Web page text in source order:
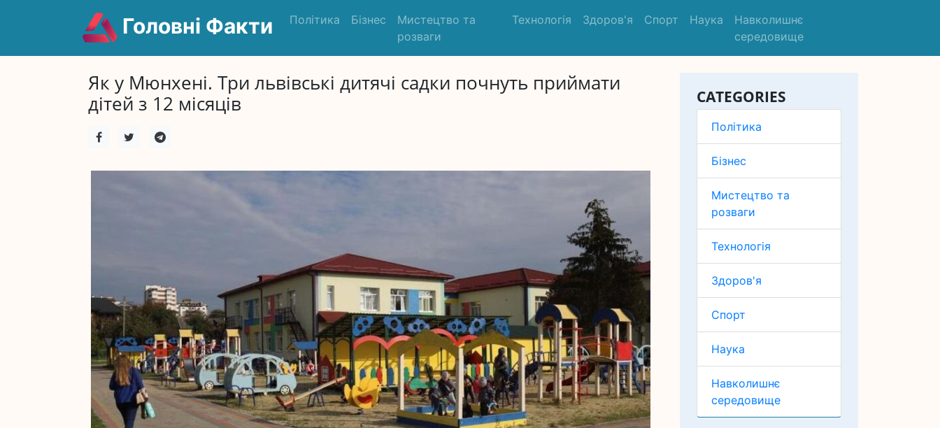
Головні Факти Політика Бізнес
Мистецтво та
розваги
Технологія Здоров'я Спорт Наука
Навколишнє
середовище
CATEGORIES
Політика
Бізнес
Мистецтво та
розваги
Технологія
Здоров'я
Спорт
Наука
Навколишнє
середовище
Як у Мюнхені. Три львівські дитячі садки почнуть приймати
дітей з 12 місяців